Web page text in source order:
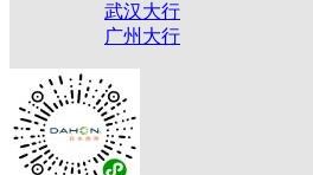
武汉大行
广州大行